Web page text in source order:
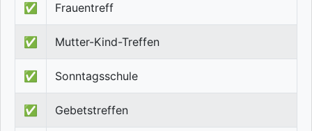
✅ Frauentreff
✅ Mutter-Kind-Treffen
✅ Sonntagsschule
✅ Gebetstreffen